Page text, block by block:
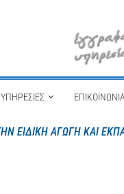
στα Δημόσια Ωνάσεια